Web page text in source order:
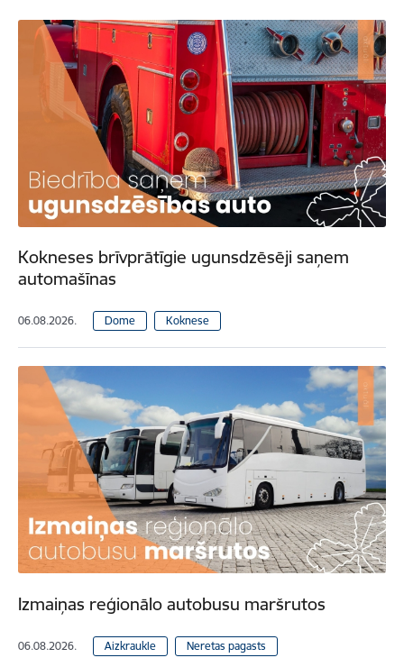
Kokneses brīvprātīgie ugunsdzēsēji saņem
automašīnas
06.08.2026. Dome Koknese
Izmaiņas reģionālo autobusu maršrutos
06.08.2026. Aizkraukle Neretas pagasts